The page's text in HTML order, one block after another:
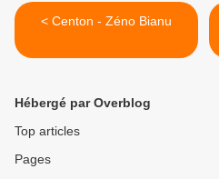
< Centon - Zéno Bianu
Hébergé par Overblog
Top articles
Pages